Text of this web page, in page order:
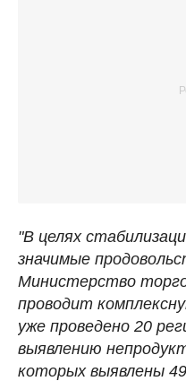
"В целях
значимые
Министерство
проводит
уже проведено 20
выявлению
которых выявлены